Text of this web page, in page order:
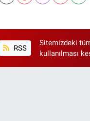
RSS
Sitemizdeki
kullanılması